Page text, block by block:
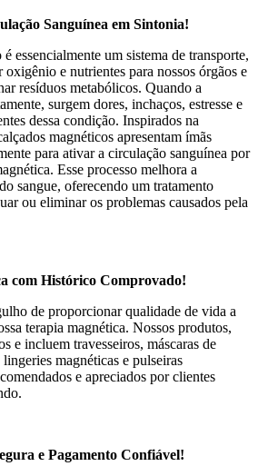
Sanguínea em Sintonia!
essencialmente um sistema de transporte,
e nutrientes para nossos órgãos e
resíduos metabólicos. Quando a
surgem dores, inchaços, estresse e
dessa condição. Inspirados na
magnéticos apresentam ímãs
para ativar a circulação sanguínea por
Esse processo melhora a
sangue, oferecendo um tratamento
ou eliminar os problemas causados pela
com Histórico Comprovado!
de proporcionar qualidade de vida a
terapia magnética. Nossos produtos,
e incluem travesseiros, máscaras de
magnéticas e pulseiras
e apreciados por clientes
e Pagamento Confiável!